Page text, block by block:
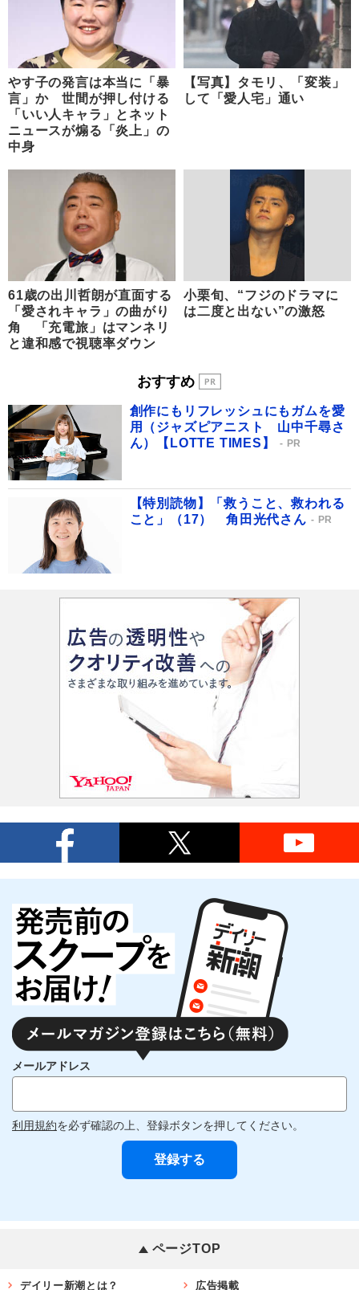
やす子の発言は本当に「暴
言」か 世間が押し付ける
「いい人キャラ」とネット
ニュースが煽る「炎上」の
中身
【写真】タモリ、「変装」
して「愛人宅」通い
61歳の出川哲朗が直面する
「愛されキャラ」の曲がり
角 「充電旅」はマンネリ
と違和感で視聴率ダウン
小栗旬、“フジのドラマに
は二度と出ない”の激怒
おすすめ
創作にもリフレッシュにもガムを愛
用（ジャズピアニスト 山中千尋さ
ん）【LOTTE TIMES】
PR
【特別読物】「救うこと、救われる
こと」（17） 角田光代さん
PR
メールアドレス
利用規約を必ず確認の上、登録ボタンを押してください。
ページTOP
デイリー新潮とは？ 広告掲載